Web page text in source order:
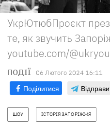
УкрЮтюбПроєкт
те, як звучить
youtube.com/
ПОДІЇ 06 Лютого 2024 16:11
Поділитися
ШОУ ІСТОРІЯ ЗАПОРІЖЖЯ